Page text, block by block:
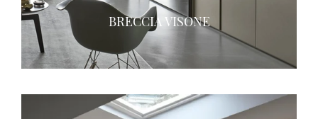
BRECCIA VISONE